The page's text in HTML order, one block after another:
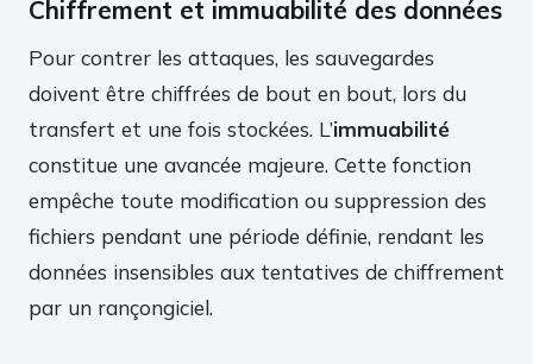
Chiffrement et immuabilité des données
Pour contrer les attaques, les sauvegardes
doivent être chiffrées de bout en bout, lors du
transfert et une fois stockées. L’immuabilité
constitue une avancée majeure. Cette fonction
empêche toute modification ou suppression des
fichiers pendant une période définie, rendant les
données insensibles aux tentatives de chiffrement
par un rançongiciel.